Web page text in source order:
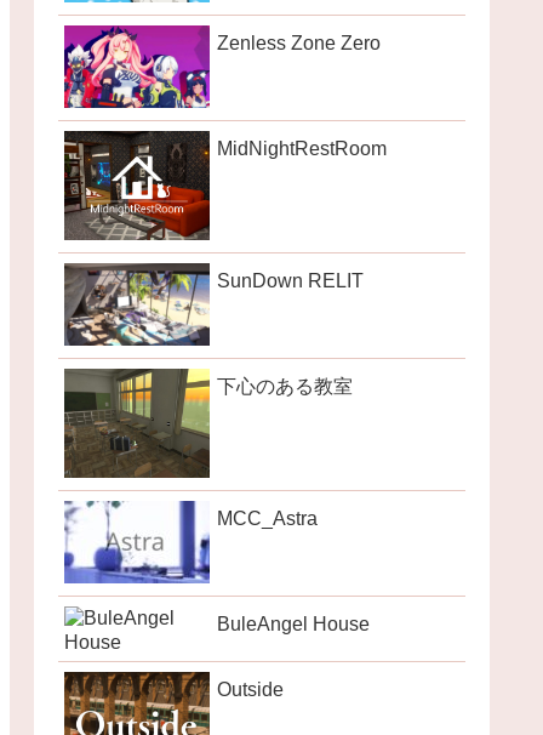
Zenless Zone Zero
MidNightRestRoom
SunDown RELIT
下心のある教室
MCC_Astra
BuleAngel House
Outside